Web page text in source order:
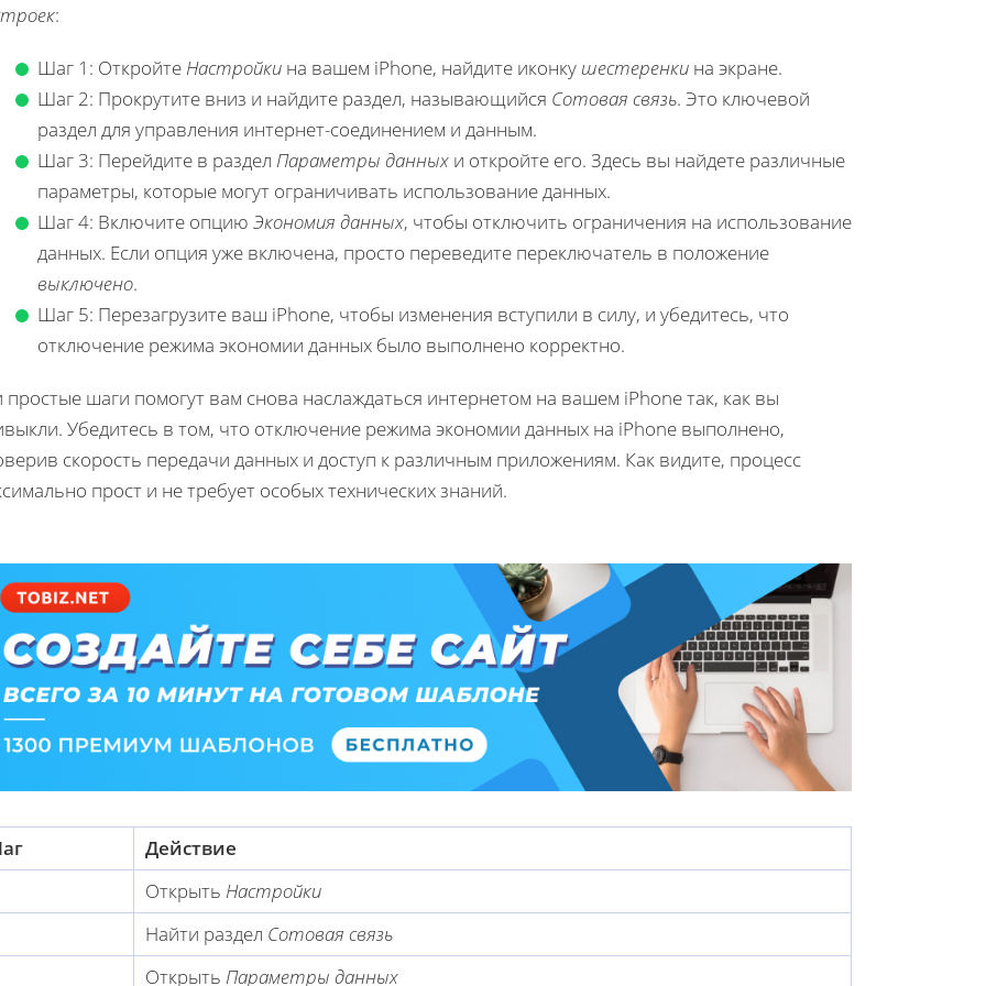
:
Шаг 1: Откройте Настройки на вашем iPhone, найдите иконку шестеренки на экране.
Шаг 2: Прокрутите вниз и найдите раздел, называющийся Сотовая связь. Это ключевой
раздел для управления интернет-соединением и данным.
Шаг 3: Перейдите в раздел Параметры данных и откройте его. Здесь вы найдете различные
параметры, которые могут ограничивать использование данных.
Шаг 4: Включите опцию Экономия данных, чтобы отключить ограничения на использование
данных. Если опция уже включена, просто переведите переключатель в положение
выключено.
Шаг 5: Перезагрузите ваш iPhone, чтобы изменения вступили в силу, и убедитесь, что
отключение режима экономии данных было выполнено корректно.
простые шаги помогут вам снова наслаждаться интернетом на вашем iPhone так, как вы
Убедитесь в том, что отключение режима экономии данных на iPhone выполнено,
скорость передачи данных и доступ к различным приложениям. Как видите, процесс
прост и не требует особых технических знаний.
Действие
Открыть Настройки
Найти раздел Сотовая связь
Открыть Параметры данных